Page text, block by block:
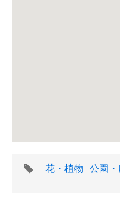
タ
花・植物 公園・